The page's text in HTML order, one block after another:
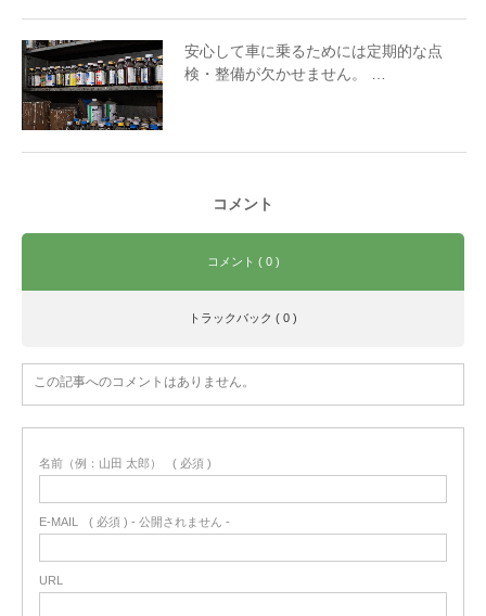
安心して車に乗るためには定期的な点
検・整備が欠かせません。 …
コメント
コメント ( 0 )
トラックバック ( 0 )
この記事へのコメントはありません。
名前（例：山田 太郎） ( 必須 )
E-MAIL ( 必須 ) - 公開されません -
URL